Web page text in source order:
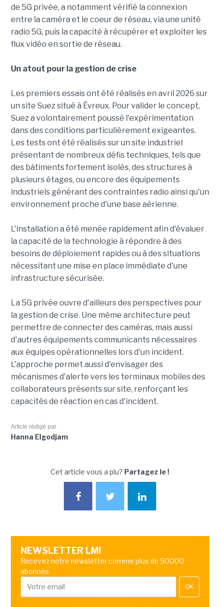
de 5G privée, a notamment vérifié la connexion
entre la caméra et le coeur de réseau, via une unité
radio 5G, puis la capacité à récupérer et exploiter les
flux vidéo en sortie de réseau.
Un atout pour la gestion de crise
Les premiers essais ont été réalisés en avril 2026 sur
un site Suez situé à Évreux. Pour valider le concept,
Suez a volontairement poussé l'expérimentation
dans des conditions particulièrement exigeantes.
Les tests ont été réalisés sur un site industriel
présentant de nombreux défis techniques, tels que
des bâtiments fortement isolés, des structures à
plusieurs étages, ou encore des équipements
industriels générant des contraintes radio ainsi qu'un
environnement proche d'une base aérienne.
L'installation a été menée rapidement afin d'évaluer
la capacité de la technologie à répondre à des
besoins de déploiement rapides ou à des situations
nécessitant une mise en place immédiate d'une
infrastructure sécurisée.
La 5G privée ouvre d'ailleurs des perspectives pour
la gestion de crise. Une même architecture peut
permettre de connecter des caméras, mais aussi
d'autres équipements communicants nécessaires
aux équipes opérationnelles lors d'un incident.
L'approche permet aussi d'envisager des
mécanismes d'alerte vers les terminaux mobiles des
collaborateurs présents sur site, renforçant les
capacités de réaction en cas d'incident.
Article rédigé par
Hanna Elgodjam
Cet article vous a plu? Partagez le !
NEWSLETTER LMI
Recevez notre newsletter comme plus de 50000
abonnés
OK